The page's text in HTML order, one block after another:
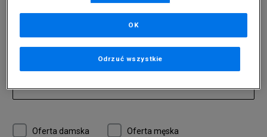
Zapisz się do newslettera
Oferta damska Oferta męska
Odrzuć wszystkie
OK